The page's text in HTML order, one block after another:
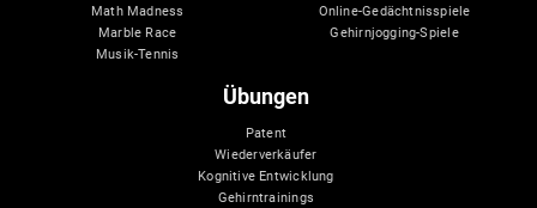
Math Madness
Marble Race
Musik-Tennis
Online-Gedächtnisspiele
Gehirnjogging-Spiele
Übungen
Patent
Wiederverkäufer
Kognitive Entwicklung
Gehirntrainings